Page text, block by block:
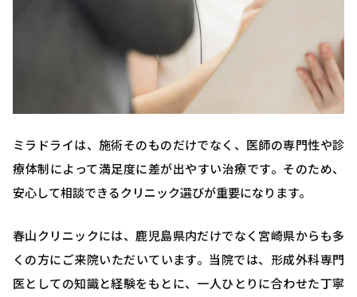
ミラドライは、施術そのものだけでなく、医師の専門性や診
療体制によって満足度に差が出やすい治療です。そのため、
安心して相談できるクリニック選びが重要になります。
春山クリニックには、鹿児島県内だけでなく宮崎県からも多
くの方にご来院いただいています。当院では、形成外科専門
医としての知識と経験をもとに、一人ひとりに合わせた丁寧